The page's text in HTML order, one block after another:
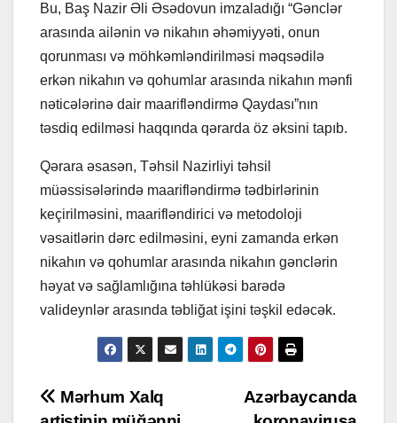
Bu, Baş Nazir Əli Əsədovun imzaladığı “Gənclər
arasında ailənin və nikahın əhəmiyyəti, onun
qorunması və möhkəmləndirilməsi məqsədilə
erkən nikahın və qohumlar arasında nikahın mənfi
nəticələrinə dair maarifləndirmə Qaydası”nın
təsdiq edilməsi haqqında qərarda öz əksini tapıb.
Qərara əsasən, Təhsil Nazirliyi təhsil
müəssisələrində maarifləndirmə tədbirlərinin
keçirilməsini, maarifləndirici və metodoloji
vəsaitlərin dərc edilməsini, eyni zamanda erkən
nikahın və qohumlar arasında nikahın gənclərin
həyat və sağlamlığına təhlükəsi barədə
valideynlər arasında təbliğat işini təşkil edəcək.
Post
Azərbaycanda
Mərhum Xalq